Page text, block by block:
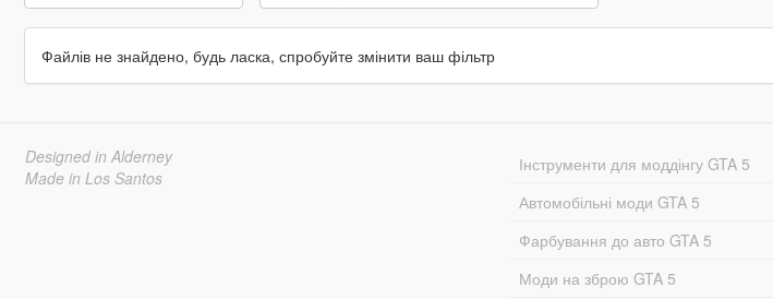
Файлів не знайдено, будь ласка, спробуйте змінити ваш фільтр
Designed in Alderney
Made in Los Santos
Інструменти для моддінгу GTA 5
Автомобільні моди GTA 5
Фарбування до авто GTA 5
Моди на зброю GTA 5